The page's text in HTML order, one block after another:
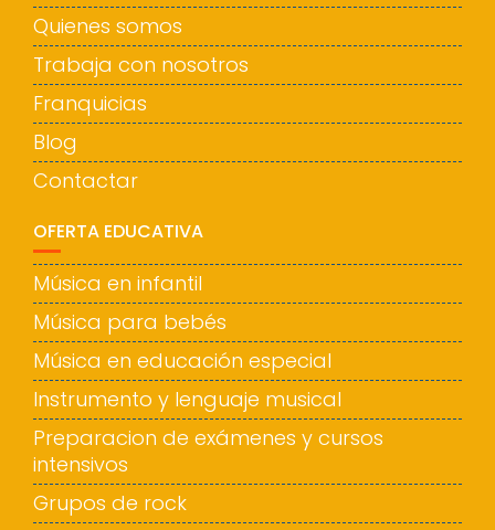
Quienes somos
Trabaja con nosotros
Franquicias
Blog
Contactar
OFERTA EDUCATIVA
Música en infantil
Música para bebés
Música en educación especial
Instrumento y lenguaje musical
Preparacion de exámenes y cursos
intensivos
Grupos de rock